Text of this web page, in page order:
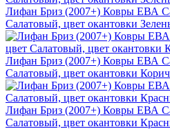
Лифан Бриз (2007+) Ковры ЕВА
Салатовый, цвет окантовки
Лифан Бриз (2007+) Ковры ЕВА
Салатовый, цвет окантовки
Лифан Бриз (2007+) Ковры ЕВА
Салатовый, цвет окантовки